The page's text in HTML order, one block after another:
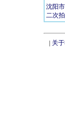
沈阳
二次
| 关